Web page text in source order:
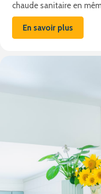
chaude sanitaire en
En savoir plus